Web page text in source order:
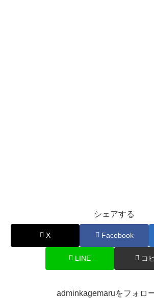
シェアする
X Facebook
LINE コ
adminkagemaruをフォロ